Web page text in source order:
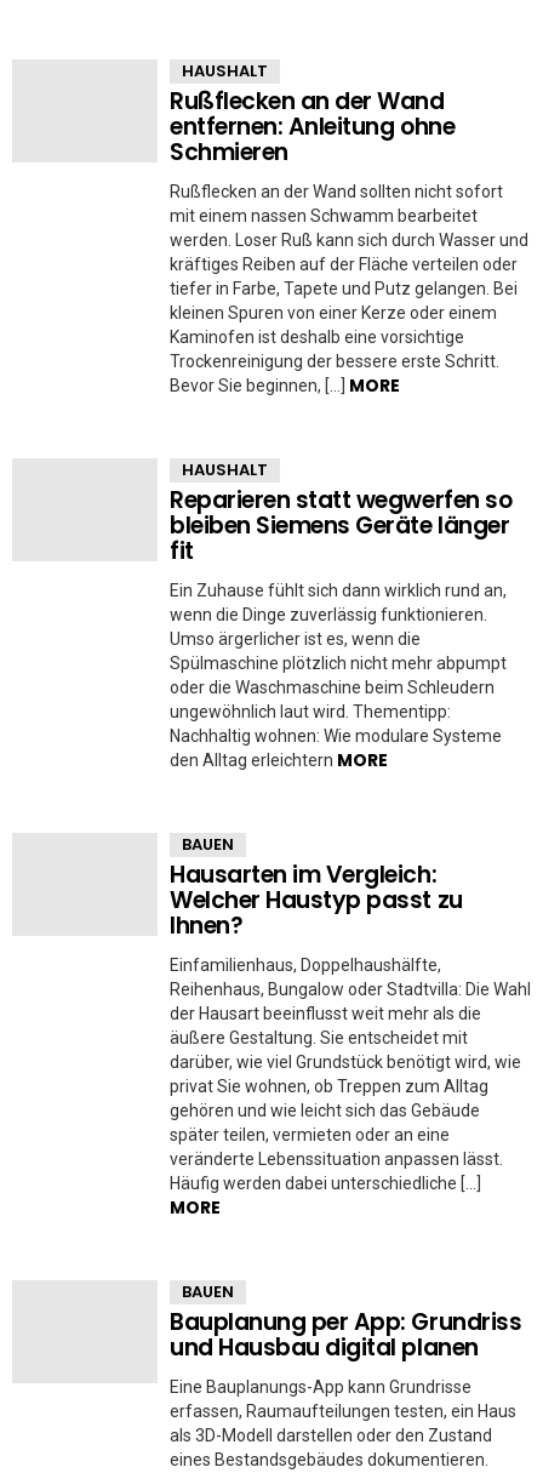
HAUSHALT
Rußflecken an der Wand
entfernen: Anleitung ohne
Schmieren
Rußflecken an der Wand sollten nicht sofort
mit einem nassen Schwamm bearbeitet
werden. Loser Ruß kann sich durch Wasser und
kräftiges Reiben auf der Fläche verteilen oder
tiefer in Farbe, Tapete und Putz gelangen. Bei
kleinen Spuren von einer Kerze oder einem
Kaminofen ist deshalb eine vorsichtige
Trockenreinigung der bessere erste Schritt.
Bevor Sie beginnen, […] MORE
HAUSHALT
Reparieren statt wegwerfen so
bleiben Siemens Geräte länger
fit
Ein Zuhause fühlt sich dann wirklich rund an,
wenn die Dinge zuverlässig funktionieren.
Umso ärgerlicher ist es, wenn die
Spülmaschine plötzlich nicht mehr abpumpt
oder die Waschmaschine beim Schleudern
ungewöhnlich laut wird. Thementipp:
Nachhaltig wohnen: Wie modulare Systeme
den Alltag erleichtern MORE
BAUEN
Hausarten im Vergleich:
Welcher Haustyp passt zu
Ihnen?
Einfamilienhaus, Doppelhaushälfte,
Reihenhaus, Bungalow oder Stadtvilla: Die Wahl
der Hausart beeinflusst weit mehr als die
äußere Gestaltung. Sie entscheidet mit
darüber, wie viel Grundstück benötigt wird, wie
privat Sie wohnen, ob Treppen zum Alltag
gehören und wie leicht sich das Gebäude
später teilen, vermieten oder an eine
veränderte Lebenssituation anpassen lässt.
Häufig werden dabei unterschiedliche […]
MORE
BAUEN
Bauplanung per App: Grundriss
und Hausbau digital planen
Eine Bauplanungs-App kann Grundrisse
erfassen, Raumaufteilungen testen, ein Haus
als 3D-Modell darstellen oder den Zustand
eines Bestandsgebäudes dokumentieren.